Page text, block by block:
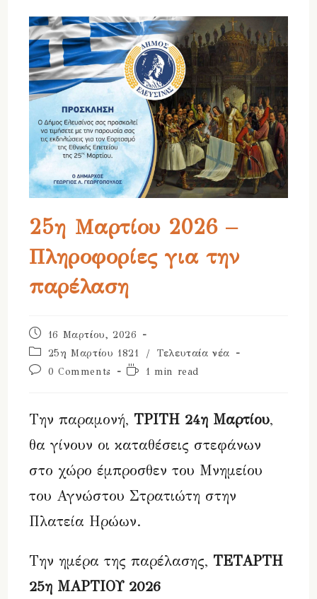
25η Μαρτίου 2026 –
Πληροφορίες για την
παρέλαση
Post
published:
16 Μαρτίου, 2026
Post
category:
25η Μαρτίου 1821 /
Τελευταία νέα
Post0 Comments
Reading1 min read
Την παραμονή, ΤΡΙΤΗ 24η Μαρτίου,
θα γίνουν οι καταθέσεις στεφάνων
στο χώρο έμπροσθεν του Μνημείου
του Αγνώστου Στρατιώτη στην
Πλατεία Ηρώων.
Την ημέρα της παρέλασης, ΤΕΤΑΡΤΗ
25η ΜΑΡΤΙΟΥ 2026